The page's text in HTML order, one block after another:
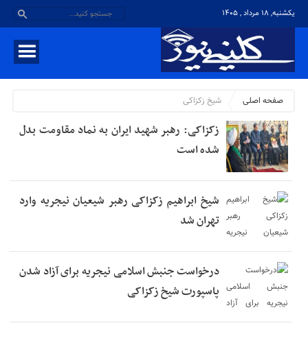
یکشنبه, ۱۸ مرداد , ۱۴۰۵
صفحه اصلی شیخ زکزاکی
زکزاکی: رهبر شهید ایران به نماد مقاومت بدل
شده است
شیخ ابراهیم زکزاکی رهبر شیعیان نیجریه وارد
تهران شد
درخواست جنبش اسلامی نیجریه برای آزاد شدن
پاسپورت شیخ زکزاکی